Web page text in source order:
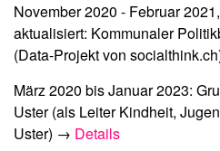
November 2020 - Februar
aktualisiert: Kommunaler
(Data-Projekt von
März 2020 bis Januar 2023:
Uster(als Leiter Kindheit,
Uster) → Details